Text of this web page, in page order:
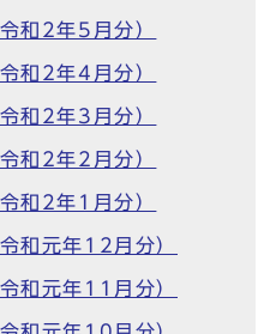
和2年5月分）
和2年4月分）
和2年3月分）
和2年2月分）
和2年1月分）
和元年12月分）
和元年11月分）